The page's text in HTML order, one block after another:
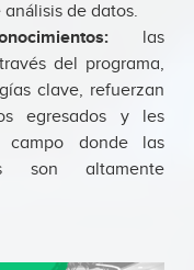
de datos.
las
del programa,
clave, refuerzan
egresados y les
donde las
son altamente